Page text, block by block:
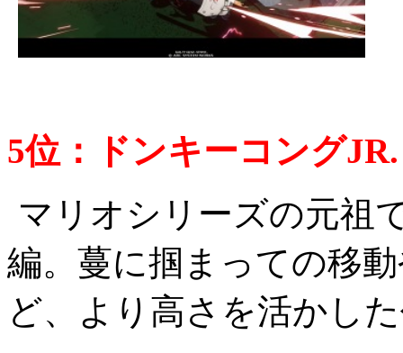
5位：ドンキーコング
マリオシリーズの元祖
編。蔓に掴まっての移
ど、より高さを活かし